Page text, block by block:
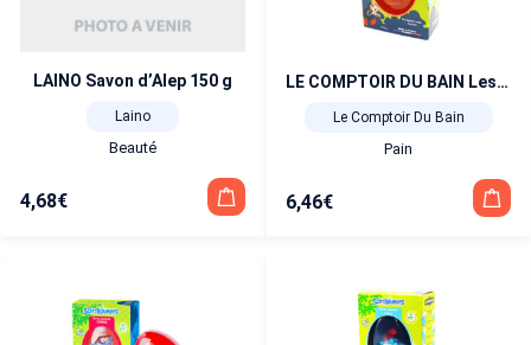
LAINO Savon d’Alep 150 g
Laino
Beauté
4,68€
LE COMPTOIR DU BAIN Les Schtroumpfs Savon parfumé Abricot 75 gr + 1 figurine
Le Comptoir Du Bain
Pain
6,46€